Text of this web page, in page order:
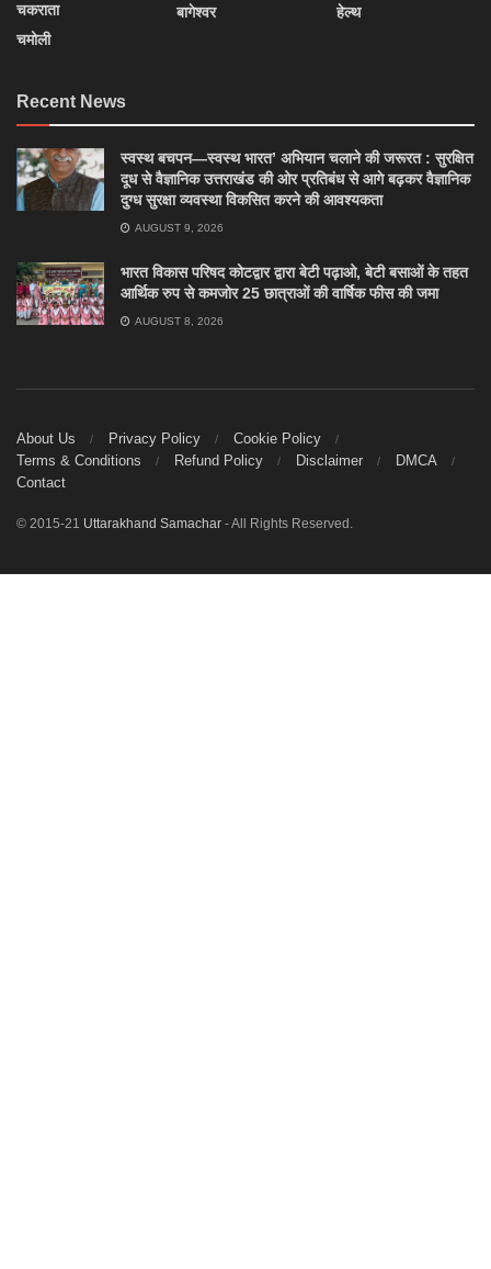
चकराता
चमोली
बागेश्वर हेल्थ
Recent News
स्वस्थ बचपन—स्वस्थ भारत’ अभियान चलाने की जरूरत : सुरक्षित
दूध से वैज्ञानिक उत्तराखंड की ओर प्रतिबंध से आगे बढ़कर वैज्ञानिक
दुग्ध सुरक्षा व्यवस्था विकसित करने की आवश्यकता
AUGUST 9, 2026
भारत विकास परिषद कोटद्वार द्वारा बेटी पढ़ाओ, बेटी बसाओं के तहत
आर्थिक रुप से कमजोर 25 छात्राओं की वार्षिक फीस की जमा
AUGUST 8, 2026
About Us Privacy Policy
Cookie Policy
Terms & Conditions
Refund Policy Disclaimer
DMCA
Contact
© 2015-21 Uttarakhand Samachar - All Rights Reserved.